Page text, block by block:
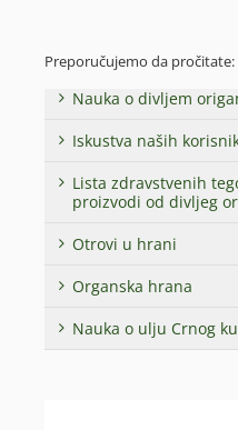
Preporučujemo da pročitate:
Nauka o divljem
Iskustva naših
Lista zdravstvenih
proizvodi od divljeg
Otrovi u hrani
Organska hrana
Nauka o ulju Crnog